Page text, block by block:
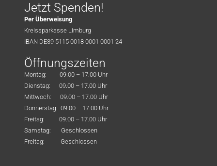
Jetzt Spenden!
Per Überweisung
Kreissparkasse Limburg
IBAN DE39 5115 0018 0001 0001 24
Öffnungszeiten
Montag: 09.00 – 17.00 Uhr
Dienstag: 09.00 – 17.00 Uhr
Mittwoch: 09.00 – 17.00 Uhr
Donnerstag: 09.00 – 17.00 Uhr
Freitag: 09.00 – 17.00 Uhr
Samstag: Geschlossen
Freitag: Geschlossen